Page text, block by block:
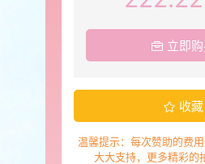
立即
收藏
温馨提示：每次赞助的费
大大支持，更多精彩的